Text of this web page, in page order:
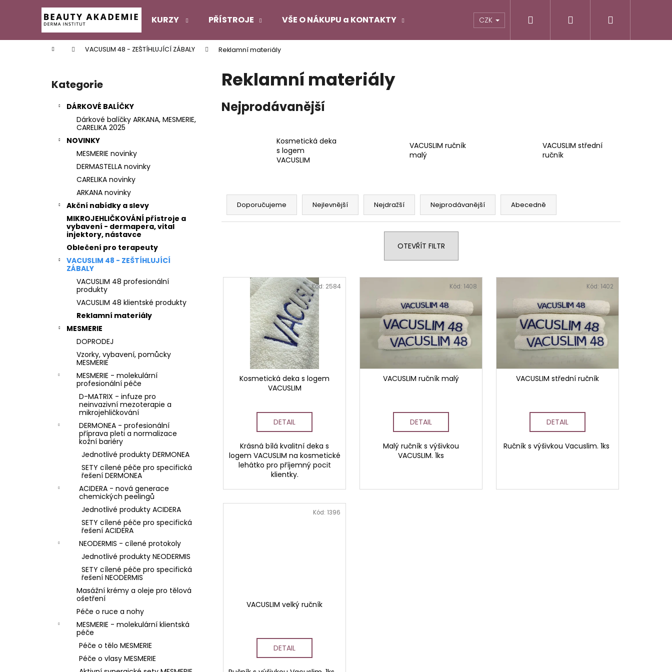
KURZY PŘÍSTROJE VŠE O NÁKUPU a KONTAKTY CZK Přihlášení
Domů VACUSLIM 48 - ZEŠTÍHLUJÍCÍ ZÁBALY Reklamní materiály
Přeskočit
kategorie
Kategorie
DÁRKOVÉ BALÍČKY
Dárkové balíčky ARKANA, MESMERIE,
CARELIKA 2025
NOVINKY
MESMERIE novinky
DERMASTELLA novinky
CARELIKA novinky
ARKANA novinky
Akční nabídky a slevy
MIKROJEHLIČKOVÁNÍ přístroje a
vybavení - dermapera, vital
injektory, nástavce
Oblečení pro terapeuty
VACUSLIM 48 - ZEŠTÍHLUJÍCÍ
ZÁBALY
VACUSLIM 48 profesionální
produkty
VACUSLIM 48 klientské produkty
Reklamní materiály
MESMERIE
DOPRODEJ
Vzorky, vybavení, pomůcky
MESMERIE
MESMERIE - molekulární
profesionální péče
D-MATRIX - infuze pro
neinvazivní mezoterapie a
mikrojehličkování
DERMONEA - profesionální
příprava pleti a normalizace
kožní bariéry
Jednotlivé produkty DERMONEA
SETY cílené péče pro specifická
řešení DERMONEA
ACIDERA - nová generace
chemických peelingů
Jednotlivé produkty ACIDERA
SETY cílené péče pro specifická
řešení ACIDERA
NEODERMIS - cílené protokoly
Jednotlivé produkty NEODERMIS
SETY cílené péče pro specifická
řešení NEODERMIS
Masážní krémy a oleje pro tělová
ošetření
Péče o ruce a nohy
MESMERIE - molekulární klientská
péče
Péče o tělo MESMERIE
Péče o vlasy MESMERIE
Reklamní materiály
Nejprodávanější
Kosmetická deka
s logem
VACUSLIM
VACUSLIM ručník
malý
VACUSLIM střední
ručník
Ř
z
Doporučujeme Nejlevnější Nejdražší Nejprodávanější Abecedně
OTEVŘÍT FILTR
V
Kosmetická deka s logem
VACUSLIM
DETAIL
Krásná bílá kvalitní deka s
logem VACUSLIM na kosmetické
lehátko pro příjemný pocit
klientky.
Kód: 2584
VACUSLIM ručník malý
DETAIL
Malý ručník s výšivkou
VACUSLIM. 1ks
Kód: 1408
VACUSLIM střední ručník
DETAIL
Ručník s výšivkou Vacuslim. 1ks
Kód: 1402
VACUSLIM velký ručník
DETAIL
Kód:1396
í
Zpět
do
Zpět
do
Co potřebujete najít?
HLEDAT
Doporučujeme
STERILNÍ NÁSTAVCE PRO DERMAPERO
DERMALIGHTPEN A DERMAQUATRO 36
JEHLIČEK
DERMALIGHT A DERMAQUATRO NANO
NÁSTAVCE/BBGLOW